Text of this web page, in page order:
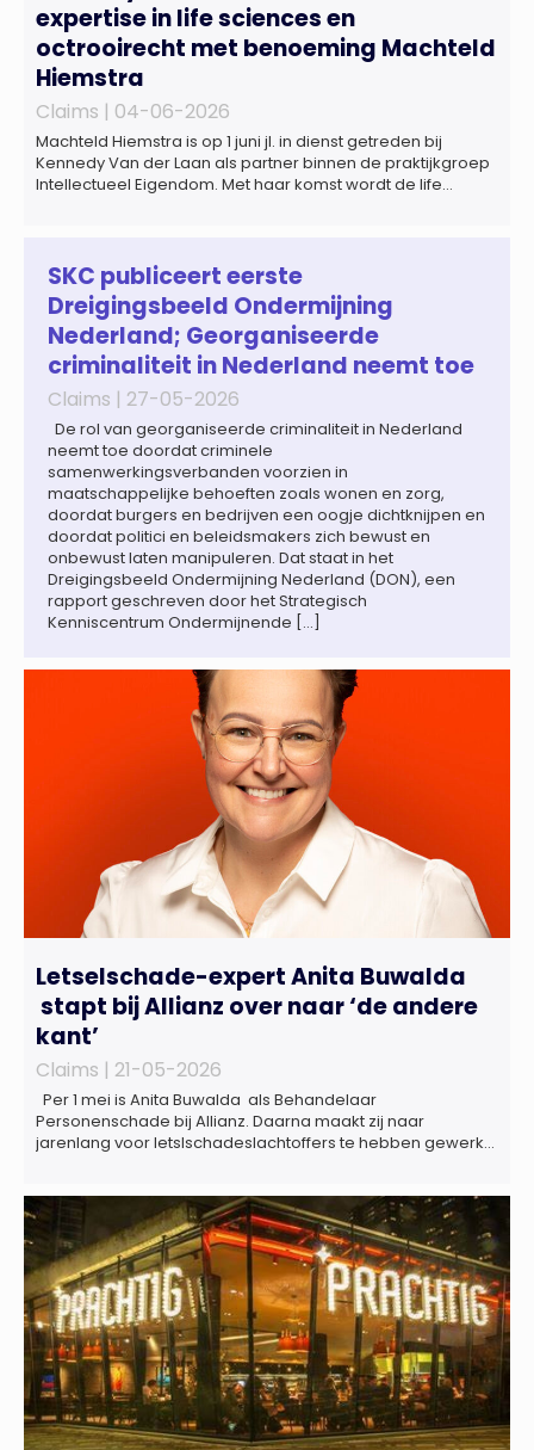
expertise in life sciences en
octrooirecht met benoeming Machteld
Hiemstra
Claims | 04-06-2026
Machteld Hiemstra is op 1 juni jl. in dienst getreden bij
Kennedy Van der Laan als partner binnen de praktijkgroep
Intellectueel Eigendom. Met haar komst wordt de life
regelgeving relevant voor de life sciences sector en de […]
SKC publiceert eerste
Dreigingsbeeld Ondermijning
Nederland; Georganiseerde
criminaliteit in Nederland neemt toe
Claims | 27-05-2026
De rol van georganiseerde criminaliteit in Nederland
neemt toe doordat criminele
samenwerkingsverbanden voorzien in
maatschappelijke behoeften zoals wonen en zorg,
doordat burgers en bedrijven een oogje dichtknijpen en
doordat politici en beleidsmakers zich bewust en
onbewust laten manipuleren. Dat staat in het
Dreigingsbeeld Ondermijning Nederland (DON), een
rapport geschreven door het Strategisch
Kenniscentrum Ondermijnende […]
Letselschade-expert Anita Buwalda
stapt bij Allianz over naar ‘de andere
kant’
Claims | 21-05-2026
Per 1 mei is Anita Buwalda als Behandelaar
Personenschade bij Allianz. Daarna maakt zij naar
jarenlang voor letslschadeslachtoffers te hebben gewerkt
naam van Buwalda Letselschade, waarin zij onder meer
werkzaam was voor ZLM, Ard Korevaar Personenschade,
Overtoom […]